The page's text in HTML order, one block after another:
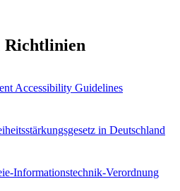
Richtlinien
Accessibility Guidelines
in Deutschland
Informationstechnik-Verordnung